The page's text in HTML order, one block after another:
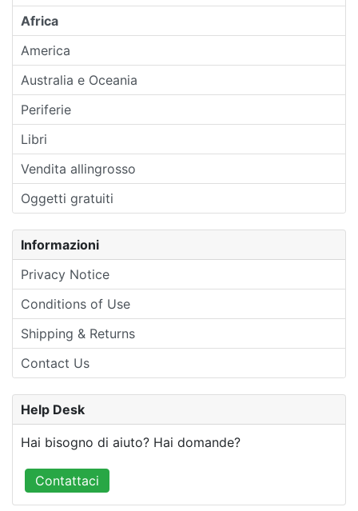
Africa
America
Australia e Oceania
Periferie
Libri
Vendita allingrosso
Oggetti gratuiti
Informazioni
Privacy Notice
Conditions of Use
Shipping & Returns
Contact Us
Help Desk
Hai bisogno di aiuto? Hai domande?
Contattaci